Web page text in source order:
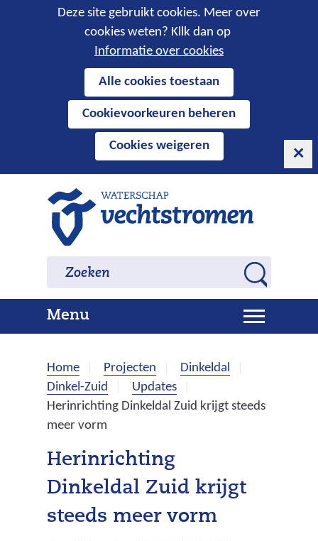
Cookies
toestaan?
Deze site gebruikt cookies. Meer over
cookies weten? Kllk dan op
Informatie over cookies
cookies
deze
website
worden
toegestaan
geweigerd.
Alle cookies toestaan
Cookievoorkeuren beheren
Cookies weigeren
naar
o
e
k
e
n
Zoeken Zoeken
MenuU
i
l
a
p
n
Home Projecten
Dinkeldal
Dinkel-Zuid
Updates
Herinrichting Dinkeldal Zuid krijgt steeds
meer vorm
Herinrichting
Dinkeldal Zuid krijgt
steeds meer vorm